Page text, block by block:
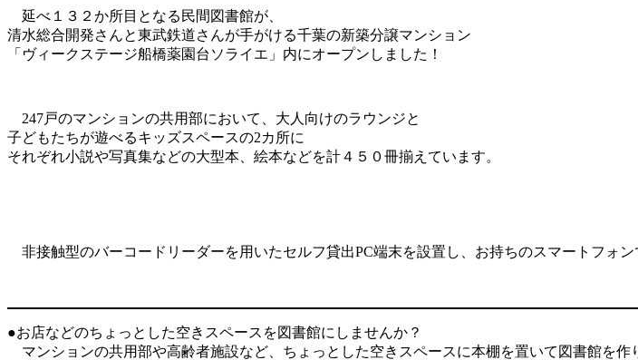
延べ１３２か所目となる民間図書館が、
清水総合開発さんと東武鉄道さんが手がける千葉の新築分譲マンション
「ヴィークステージ船橋薬園台ソライエ」内にオープンしました！
247戸のマンションの共用部において、大人向けのラウンジと
子どもたちが遊べるキッズスペースの2カ所に
それぞれ小説や写真集などの大型本、絵本などを計４５０冊揃えています。
非接触型のバーコードリーダーを用いたセルフ貸出PC端末を設置し、お持ちのスマートフォ
●お店などのちょっとした空きスペースを図書館にしませんか？
マンションの共用部や高齢者施設など、ちょっとした空きスペースに本棚を置いて図書館を